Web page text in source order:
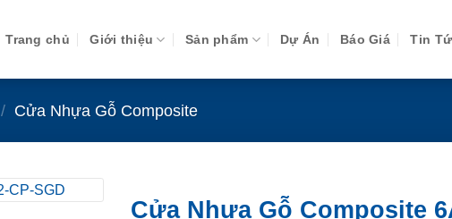
Trang chủ Giới thiệu Sản phẩm Dự Án Báo Giá Tin
/ Cửa Nhựa Gỗ Composite
Cửa Nhựa Gỗ Composite